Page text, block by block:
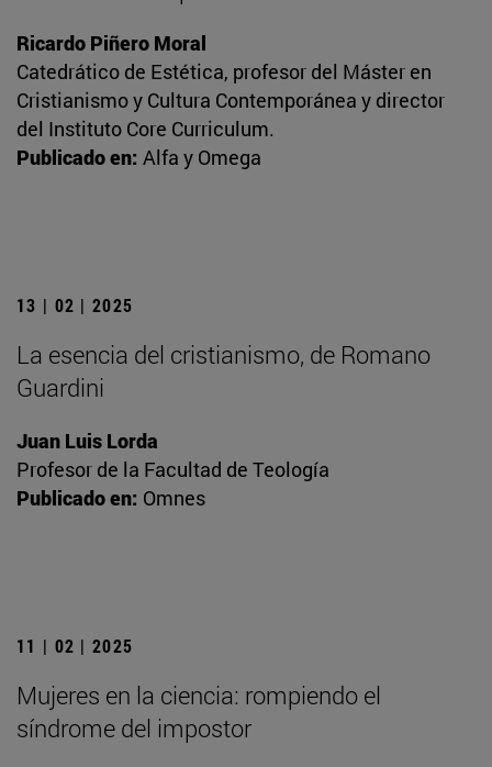
Ricardo Piñero Moral
Catedrático de Estética, profesor del Máster en
Cristianismo y Cultura Contemporánea y director
del Instituto Core Curriculum.
Publicado en: Alfa y Omega
13 | 02 | 2025
La esencia del cristianismo, de Romano
Guardini
Juan Luis Lorda
Profesor de la Facultad de Teología
Publicado en: Omnes
11 | 02 | 2025
Mujeres en la ciencia: rompiendo el
síndrome del impostor